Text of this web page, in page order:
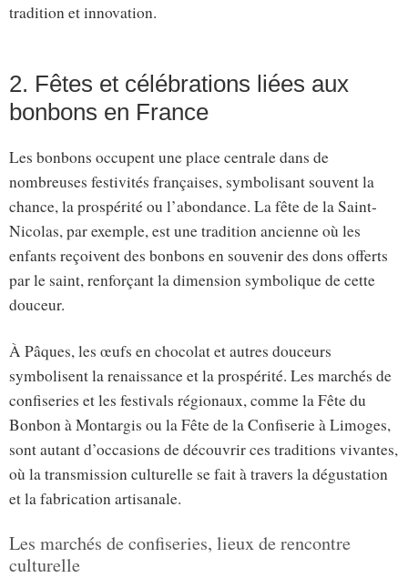
tradition et innovation.
2. Fêtes et célébrations liées aux
bonbons en France
Les bonbons occupent une place centrale dans de
nombreuses festivités françaises, symbolisant souvent la
chance, la prospérité ou l’abondance. La fête de la Saint-
Nicolas, par exemple, est une tradition ancienne où les
enfants reçoivent des bonbons en souvenir des dons offerts
par le saint, renforçant la dimension symbolique de cette
douceur.
À Pâques, les œufs en chocolat et autres douceurs
symbolisent la renaissance et la prospérité. Les marchés de
confiseries et les festivals régionaux, comme la Fête du
Bonbon à Montargis ou la Fête de la Confiserie à Limoges,
sont autant d’occasions de découvrir ces traditions vivantes,
où la transmission culturelle se fait à travers la dégustation
et la fabrication artisanale.
Les marchés de confiseries, lieux de rencontre
culturelle